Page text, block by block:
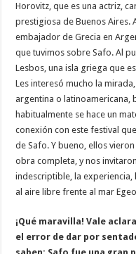
Horovitz, que es una actriz,
prestigiosa de Buenos Aires.
embajador de Grecia en
que tuvimos sobre Safo. Al
Lesbos, una isla griega que
Les interesó mucho la
argentina o latinoamericana,
habitualmente se hace un
conexión con este festival
de Safo. Y bueno, ellos
obra completa, y nos
indescriptible, la experiencia,
al aire libre frente al mar
¡Qué maravilla! Vale
el error de dar por